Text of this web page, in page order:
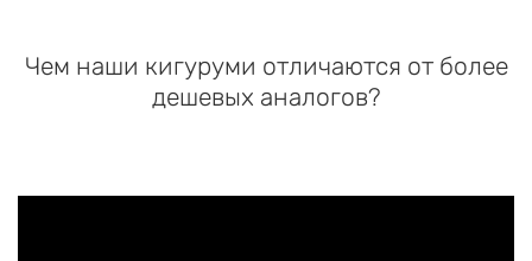
Чем наши кигуруми отличаются от более
дешевых аналогов?